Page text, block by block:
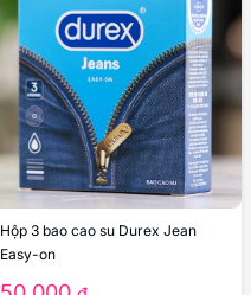
Hộp 3 bao cao su Durex Jean
Easy-on